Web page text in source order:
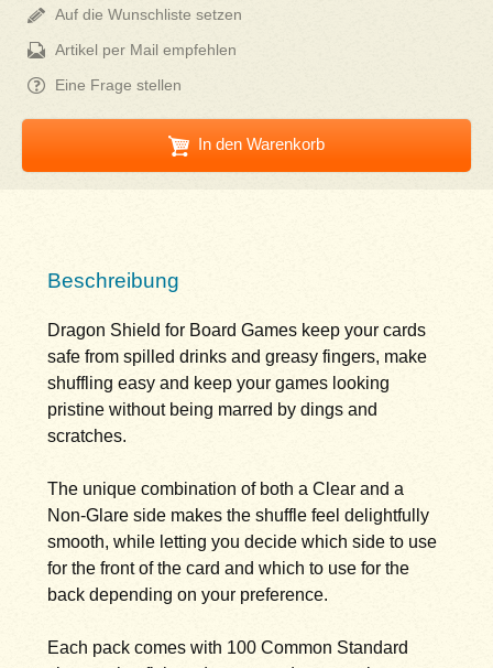
Auf die Wunschliste setzen
Artikel per Mail empfehlen
Eine Frage stellen
In den Warenkorb
Beschreibung
Dragon Shield for Board Games keep your cards
safe from spilled drinks and greasy fingers, make
shuffling easy and keep your games looking
pristine without being marred by dings and
scratches.
The unique combination of both a Clear and a
Non-Glare side makes the shuffle feel delightfully
smooth, while letting you decide which side to use
for the front of the card and which to use for the
back depending on your preference.
Each pack comes with 100 Common Standard